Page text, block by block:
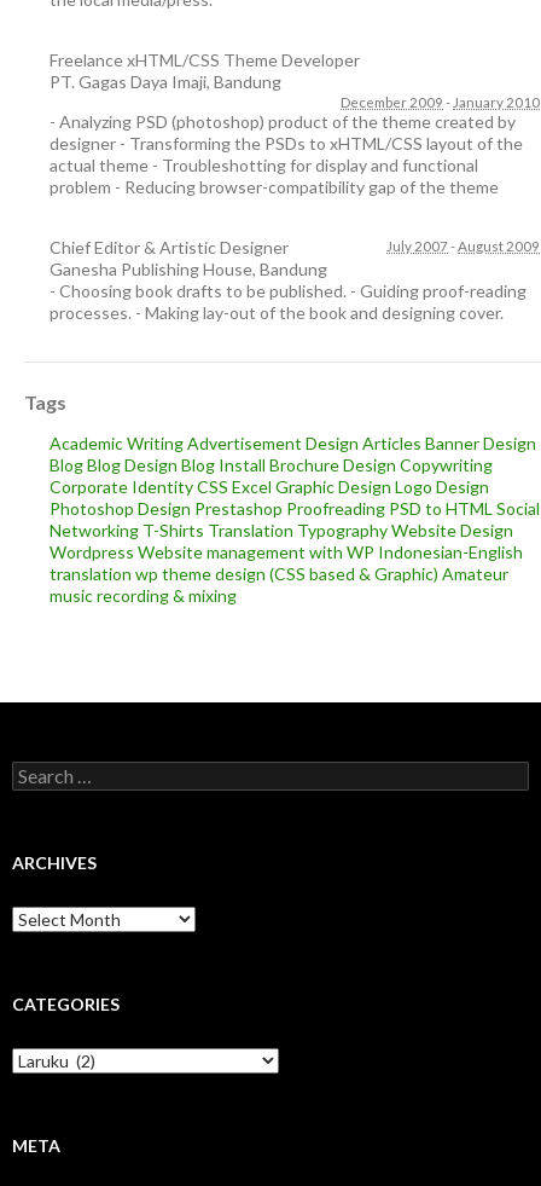
Freelance xHTML/CSS Theme Developer
PT. Gagas Daya Imaji, Bandung
December 2009 - January 2010
- Analyzing PSD (photoshop) product of the theme created by
designer - Transforming the PSDs to xHTML/CSS layout of the
actual theme - Troubleshotting for display and functional
problem - Reducing browser-compatibility gap of the theme
Chief Editor & Artistic Designer
Ganesha Publishing House, Bandung
July 2007-August 2009
- Choosing book drafts to be published. - Guiding proof-reading
processes. - Making lay-out of the book and designing cover.
Tags
Academic WritingAdvertisement Design Articles Banner Design
BlogBlog Design Blog Install Brochure Design Copywriting
Corporate IdentityCSS Excel Graphic Design Logo Design
Photoshop Design Prestashop Proofreading PSD to HTML Social
Networking T-Shirts Translation TypographyWebsite Design
Wordpress Website management with WP Indonesian-English
translation wp theme design (CSS based & Graphic) Amateur
music recording & mixing
Search
for:
ARCHIVES
Archives
CATEGORIES
Categories
META